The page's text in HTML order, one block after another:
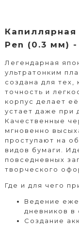
Pen (0.3 мм) -
Легендарная
ультратонким
создана для тех,
точность и
корпус делает
устает даже при
Качественные
мгновенно
проступают на
видов бумаги.
повседневных
творческого
Где и для чего
Ведение
дневников в
Создание